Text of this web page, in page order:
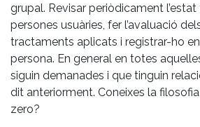
grupal. Revisar periòdicament
persones usuàries, fer l’avaluació
tractaments aplicats i registrar-ho
persona. En general en totes
siguin demanades i que tinguin
dit anteriorment. Coneixes la
zero?